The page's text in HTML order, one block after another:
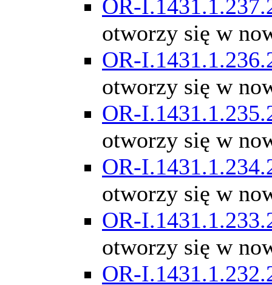
OR-
otworzy się w
OR-
otworzy się w
OR-
otworzy się w
OR-
otworzy się w
OR-
otworzy się w
OR-